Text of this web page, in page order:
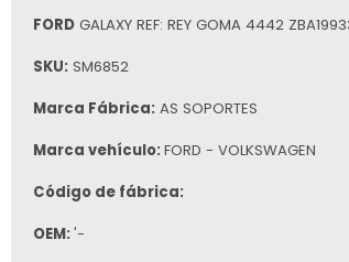
FORD GALAXY REF: REY GOMA 4442
SKU: SM6852
Marca Fábrica: AS SOPORTES
Marca vehículo: FORD - VOLKSWAGEN
Código de fábrica:
OEM: '-